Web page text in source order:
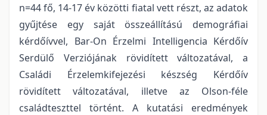
n=44 fő, 14-17 év közötti fiatal vett részt, az adatok
gyűjtése egy saját összeállítású demográfiai
kérdőívvel, Bar-On Érzelmi Intelligencia Kérdőív
Serdülő Verziójának rövidített változatával, a
Családi Érzelemkifejezési készség Kérdőív
rövidített változatával, illetve az Olson-féle
családteszttel történt. A kutatási eredmények